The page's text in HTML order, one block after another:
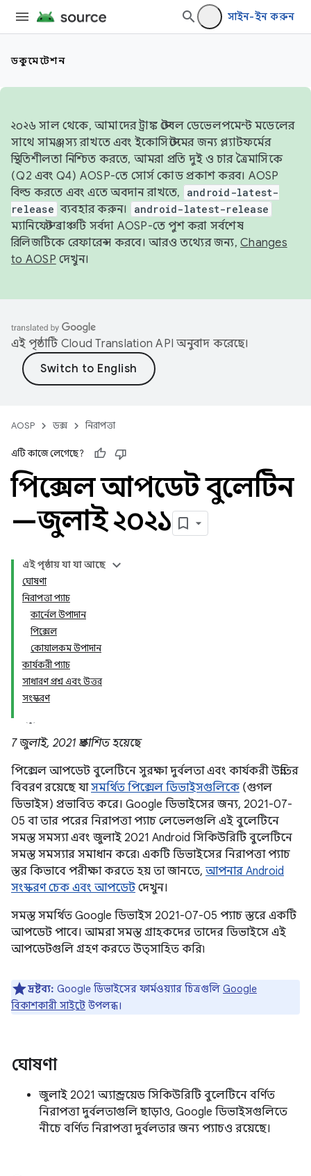
সাইন-ইন করুন
ডকুমেন্টেশন
২০২৬ সাল থেকে, আমাদের ট্রাঙ্ক স্টেবল ডেভেলপমেন্ট মডেলের
সাথে সামঞ্জস্য রাখতে এবং ইকোসিস্টেমের জন্য প্ল্যাটফর্মের
স্থিতিশীলতা নিশ্চিত করতে, আমরা প্রতি দুই ও চার ত্রৈমাসিকে
(Q2 এবং Q4) AOSP-তে সোর্স কোড প্রকাশ করব। AOSP
বিল্ড করতে এবং এতে অবদান রাখতে,
android-latest-
release ব্যবহার করুন। android-latest-release
ম্যানিফেস্ট ব্রাঞ্চটি সর্বদা AOSP-তে পুশ করা সর্বশেষ
রিলিজটিকে রেফারেন্স করবে। আরও তথ্যের জন্য, Changes
to AOSP দেখুন।
এই পৃষ্ঠাটি Cloud Translation API অনুবাদ করেছে।
AOSP ডক্স নিরাপত্তা
এটি কাজে লেগেছে?
পিক্সেল আপডেট বুলেটিন
—জুলাই ২০২১
এই পৃষ্ঠায় যা যা আছে
ঘোষণা
নিরাপত্তা প্যাচ
কার্নেল উপাদান
পিক্সেল
কোয়ালকম উপাদান
কার্যকরী প্যাচ
সাধারণ প্রশ্ন এবং উত্তর
সংস্করণ
7 জুলাই, 2021 প্রকাশিত হয়েছে
পিক্সেল আপডেট বুলেটিনে সুরক্ষা দুর্বলতা এবং কার্যকরী উন্নতির
বিবরণ রয়েছে যাসমর্থিত পিক্সেল ডিভাইসগুলিকে (গুগল
ডিভাইস) প্রভাবিত করে। Google ডিভাইসের জন্য, 2021-07-
05 বা তার পরের নিরাপত্তা প্যাচ লেভেলগুলি এই বুলেটিনে
সমস্ত সমস্যা এবং জুলাই 2021 Android সিকিউরিটি বুলেটিনে
সমস্ত সমস্যার সমাধান করে৷ একটি ডিভাইসের নিরাপত্তা প্যাচ
স্তর কিভাবে পরীক্ষা করতে হয় তা জানতে, আপনার Android
সংস্করণ চেক এবং আপডেট দেখুন।
সমস্ত সমর্থিত Google ডিভাইস 2021-07-05 প্যাচ স্তরে একটি
আপডেট পাবে। আমরা সমস্ত গ্রাহকদের তাদের ডিভাইসে এই
আপডেটগুলি গ্রহণ করতে উত্সাহিত করি৷
দ্রষ্টব্য: Google ডিভাইসের ফার্মওয়্যার চিত্রগুলি Google
বিকাশকারী সাইটে উপলব্ধ।
ঘোষণা
জুলাই 2021 অ্যান্ড্রয়েড সিকিউরিটি বুলেটিনে বর্ণিত
নিরাপত্তা দুর্বলতাগুলি ছাড়াও, Google ডিভাইসগুলিতে
নীচে বর্ণিত নিরাপত্তা দুর্বলতার জন্য প্যাচও রয়েছে।